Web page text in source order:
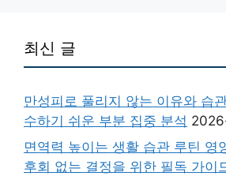
최신 글
만성피로 풀리지 않는 이유와 습
수하기 쉬운 부분 집중 분석
면역력 높이는 생활 습관 루틴 영
후회 없는 결정을 위한 필독 가이